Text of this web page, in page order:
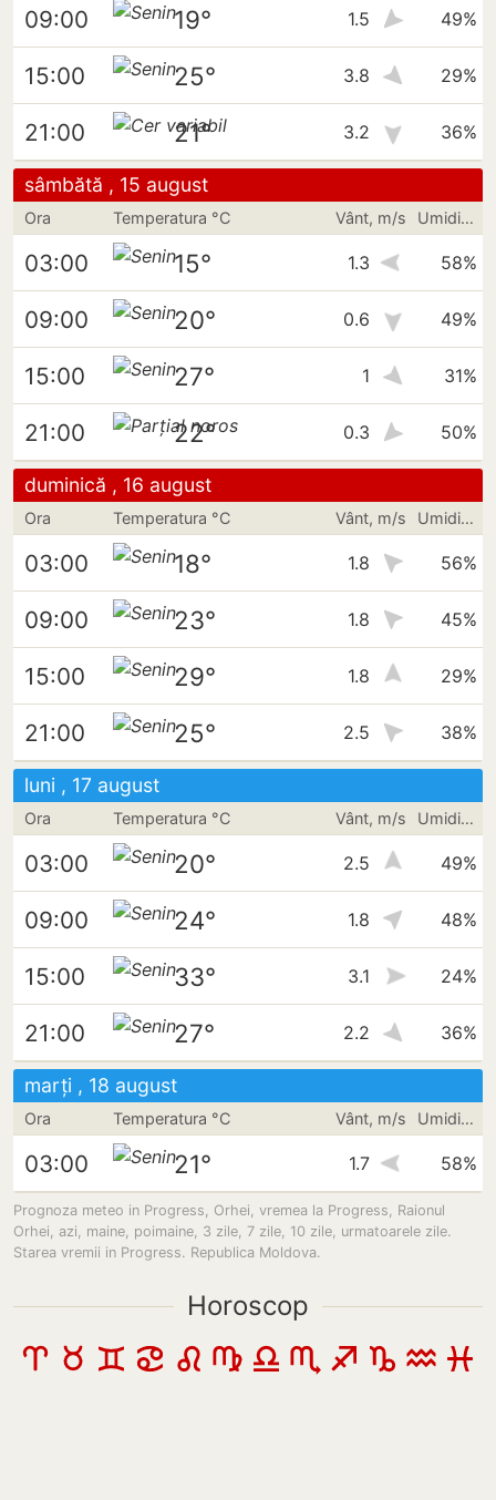
09:00 19° 1.5 49%
15:00 25° 3.8 29%
21:00 21° 3.2 36%
sâmbătă , 15 august
Ora Temperatura °C Vânt, m/s Umiditate
03:00 15° 1.3 58%
09:00 20° 0.6 49%
15:00 27° 1 31%
21:00 22° 0.3 50%
duminică , 16 august
Ora Temperatura °C Vânt, m/s Umiditate
03:00 18° 1.8 56%
09:00 23° 1.8 45%
15:00 29° 1.8 29%
21:00 25° 2.5 38%
luni , 17 august
Ora Temperatura °C Vânt, m/s Umiditate
03:00 20° 2.5 49%
09:00 24° 1.8 48%
15:00 33° 3.1 24%
21:00 27° 2.2 36%
marți , 18 august
Ora Temperatura °C Vânt, m/s Umiditate
03:00 21° 1.7 58%
Prognoza meteo in Progress, Orhei, vremea la Progress, Raionul
Orhei, azi, maine, poimaine, 3 zile, 7 zile, 10 zile, urmatoarele zile.
Starea vremii in Progress. Republica Moldova.
Horoscop